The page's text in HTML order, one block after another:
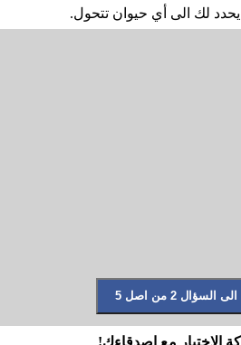
يحدد لك الى أي حيوان تتحول.
الاختبار مع اصدقاءك!